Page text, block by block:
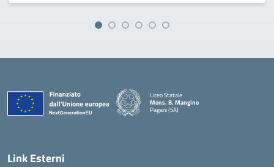
Liceo Statale
Mons. B. Mangino
Pagani (SA)
— Visita la pagina iniziale della scuola
Link Esterni